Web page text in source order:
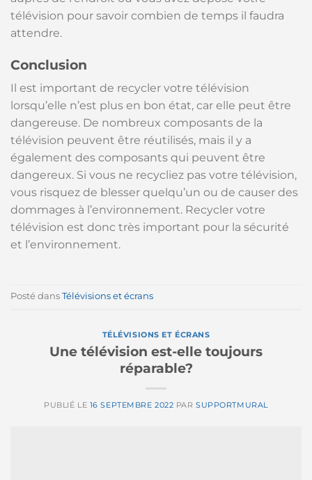
télévision pour savoir combien de temps il faudra
attendre.
Conclusion
Il est important de recycler votre télévision
lorsqu’elle n’est plus en bon état, car elle peut être
dangereuse. De nombreux composants de la
télévision peuvent être réutilisés, mais il y a
également des composants qui peuvent être
dangereux. Si vous ne recycliez pas votre télévision,
vous risquez de blesser quelqu’un ou de causer des
dommages à l’environnement. Recycler votre
télévision est donc très important pour la sécurité
et l’environnement.
Posté dans Télévisions et écrans
TÉLÉVISIONS ET ÉCRANS
Une télévision est-elle toujours
réparable?
PUBLIÉ LE 16 SEPTEMBRE 2022 PARSUPPORTMURAL